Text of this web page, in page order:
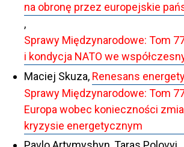
na obronę przez europejskie
,
Sprawy Międzynarodowe: Tom
i kondycja NATO we
Maciej Skuza, Renesans
Sprawy Międzynarodowe: Tom
Europa wobec konieczności
kryzysie energetycznym